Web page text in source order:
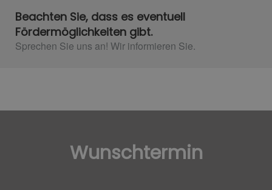
Beachten Sie, dass es eventuell
Fördermöglichkeiten gibt.
Sprechen Sie uns an! Wir informieren Sie.​
Wunschtermin